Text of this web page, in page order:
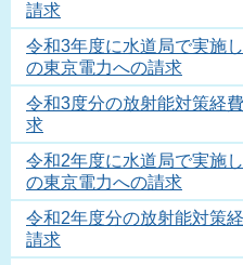
請求
令和3年度に水道局で実施
の東京電力への請求
令和3度分の放射能対策経
求
令和2年度に水道局で実施
の東京電力への請求
令和2年度分の放射能対策
請求